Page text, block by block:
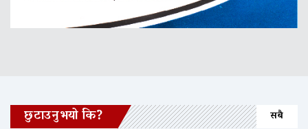
छुटाउनुभयो कि? सबै